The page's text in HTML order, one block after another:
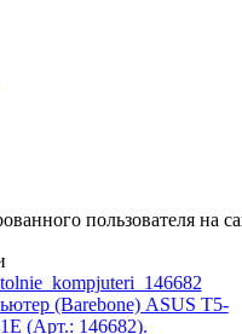
пользователя на
(Barebone) ASUS T5-
(Арт.: 146682).